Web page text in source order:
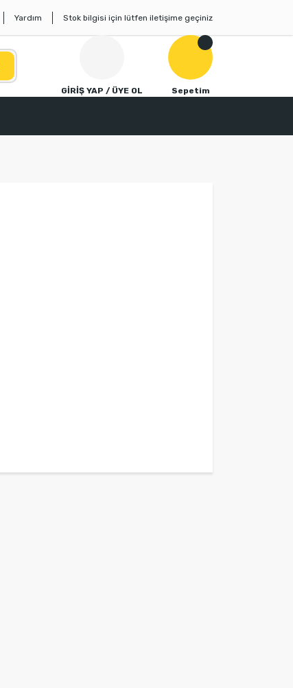
Yardım Stok bilgisi için lütfen iletişime geçiniz
GİRİŞ YAP / ÜYE OL Sepetim